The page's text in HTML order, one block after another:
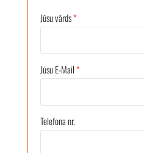
Jūsu vārds*
Jūsu E-Mail*
Telefona nr.